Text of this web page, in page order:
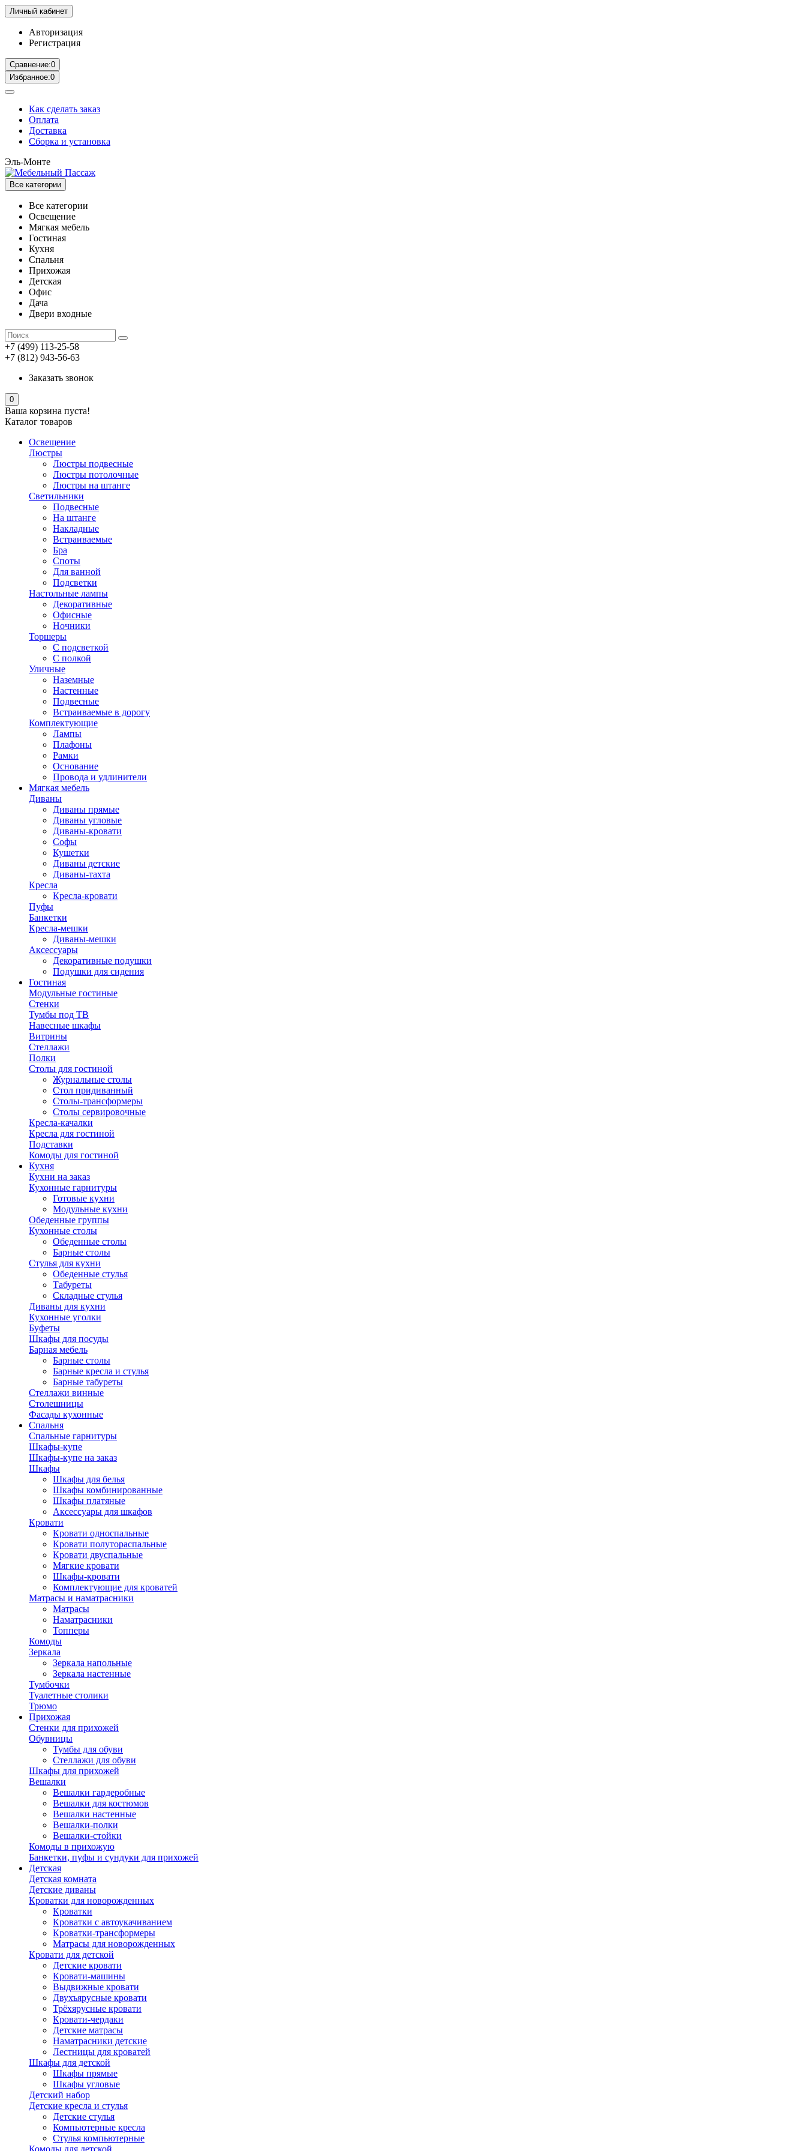
Личный кабинет
Авторизация
Регистрация
Сравнение:0
Избранное:0
Как сделать заказ
Оплата
Доставка
Сборка и установка
Эль-Монте
Все категории
Все категории
Освещение
Мягкая мебель
Гостиная
Кухня
Спальня
Прихожая
Детская
Офис
Дача
Двери входные
+7 (499) 113-25-58
+7 (812) 943-56-63
Заказать звонок
0
Ваша корзина пуста!
Каталог товаров
Освещение
Люстры
Люстры подвесные
Люстры потолочные
Люстры на штанге
Светильники
Подвесные
На штанге
Накладные
Встраиваемые
Бра
Споты
Для ванной
Подсветки
Настольные лампы
Декоративные
Офисные
Ночники
Торшеры
С подсветкой
С полкой
Уличные
Наземные
Настенные
Подвесные
Встраиваемые в дорогу
Комплектующие
Лампы
Плафоны
Рамки
Основание
Провода и удлинители
Мягкая мебель
Диваны
Диваны прямые
Диваны угловые
Диваны-кровати
Софы
Кушетки
Диваны детские
Диваны-тахта
Кресла
Кресла-кровати
Пуфы
Банкетки
Кресла-мешки
Диваны-мешки
Аксессуары
Декоративные подушки
Подушки для сидения
Гостиная
Модульные гостиные
Стенки
Тумбы под ТВ
Навесные шкафы
Витрины
Стеллажи
Полки
Столы для гостиной
Журнальные столы
Стол придиванный
Столы-трансформеры
Столы сервировочные
Кресла-качалки
Кресла для гостиной
Подставки
Комоды для гостиной
Кухня
Кухни на заказ
Кухонные гарнитуры
Готовые кухни
Модульные кухни
Обеденные группы
Кухонные столы
Обеденные столы
Барные столы
Стулья для кухни
Обеденные стулья
Табуреты
Складные стулья
Диваны для кухни
Кухонные уголки
Буфеты
Шкафы для посуды
Барная мебель
Барные столы
Барные кресла и стулья
Барные табуреты
Стеллажи винные
Столешницы
Фасады кухонные
Спальня
Спальные гарнитуры
Шкафы-купе
Шкафы-купе на заказ
Шкафы
Шкафы для белья
Шкафы комбинированные
Шкафы платяные
Аксессуары для шкафов
Кровати
Кровати односпальные
Кровати полутораспальные
Кровати двуспальные
Мягкие кровати
Шкафы-кровати
Комплектующие для кроватей
Матрасы и наматрасники
Матрасы
Наматрасники
Топперы
Комоды
Зеркала
Зеркала напольные
Зеркала настенные
Тумбочки
Туалетные столики
Трюмо
Прихожая
Стенки для прихожей
Обувницы
Тумбы для обуви
Стеллажи для обуви
Шкафы для прихожей
Вешалки
Вешалки гардеробные
Вешалки для костюмов
Вешалки настенные
Вешалки-полки
Вешалки-стойки
Комоды в прихожую
Банкетки, пуфы и сундуки для прихожей
Детская
Детская комната
Детские диваны
Кроватки для новорожденных
Кроватки
Кроватки с автоукачиванием
Кроватки-трансформеры
Матрасы для новорожденных
Кровати для детской
Детские кровати
Кровати-машины
Выдвижные кровати
Двухъярусные кровати
Трёхярусные кровати
Кровати-чердаки
Детские матрасы
Наматрасники детские
Лестницы для кроватей
Шкафы для детской
Шкафы прямые
Шкафы угловые
Детский набор
Детские кресла и стулья
Детские стулья
Компьютерные кресла
Стулья компьютерные
Комоды для детской